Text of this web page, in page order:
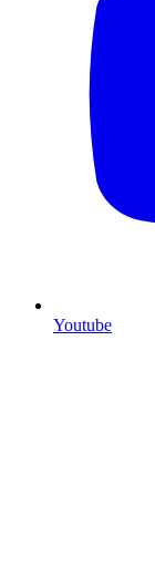
Youtube